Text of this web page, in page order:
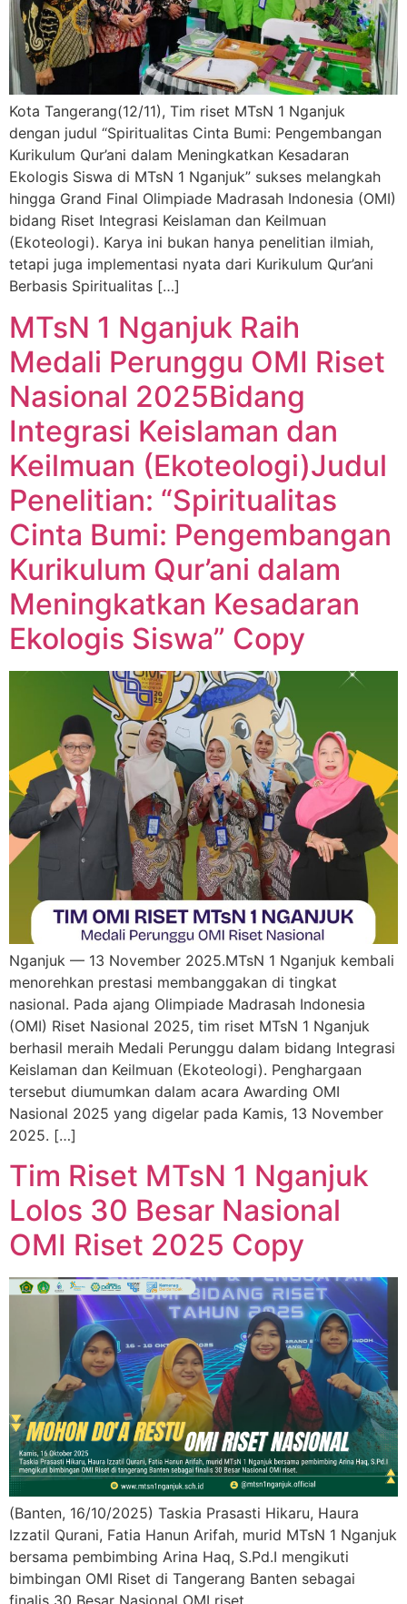
Kota Tangerang(12/11), Tim riset MTsN 1 Nganjuk
dengan judul “Spiritualitas Cinta Bumi: Pengembangan
Kurikulum Qur’ani dalam Meningkatkan Kesadaran
Ekologis Siswa di MTsN 1 Nganjuk” sukses melangkah
hingga Grand Final Olimpiade Madrasah Indonesia (OMI)
bidang Riset Integrasi Keislaman dan Keilmuan
(Ekoteologi). Karya ini bukan hanya penelitian ilmiah,
tetapi juga implementasi nyata dari Kurikulum Qur’ani
Berbasis Spiritualitas […]
MTsN 1 Nganjuk Raih
Medali Perunggu OMI Riset
Nasional 2025Bidang
Integrasi Keislaman dan
Keilmuan (Ekoteologi)Judul
Penelitian: “Spiritualitas
Cinta Bumi: Pengembangan
Kurikulum Qur’ani dalam
Meningkatkan Kesadaran
Ekologis Siswa” Copy
Nganjuk — 13 November 2025.MTsN 1 Nganjuk kembali
menorehkan prestasi membanggakan di tingkat
nasional. Pada ajang Olimpiade Madrasah Indonesia
(OMI) Riset Nasional 2025, tim riset MTsN 1 Nganjuk
berhasil meraih Medali Perunggu dalam bidang Integrasi
Keislaman dan Keilmuan (Ekoteologi). Penghargaan
tersebut diumumkan dalam acara Awarding OMI
Nasional 2025 yang digelar pada Kamis, 13 November
2025. […]
Tim Riset MTsN 1 Nganjuk
Lolos 30 Besar Nasional
OMI Riset 2025 Copy
(Banten, 16/10/2025) Taskia Prasasti Hikaru, Haura
Izzatil Qurani, Fatia Hanun Arifah, murid MTsN 1 Nganjuk
bersama pembimbing Arina Haq, S.Pd.I mengikuti
bimbingan OMI Riset di Tangerang Banten sebagai
finalis 30 Besar Nasional OMI riset.